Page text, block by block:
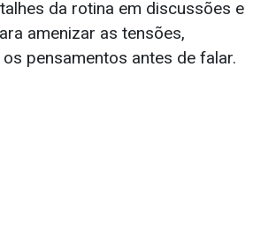
da rotina em discussões e
amenizar as tensões,
pensamentos antes de falar.